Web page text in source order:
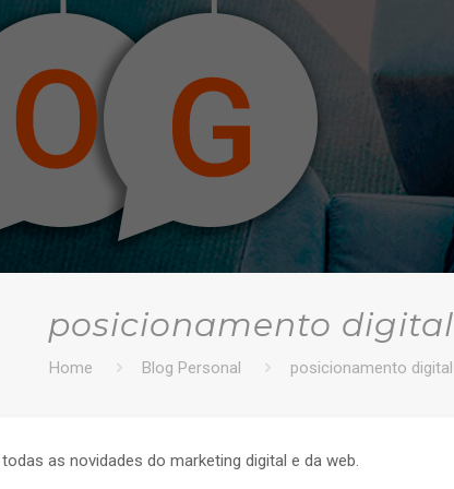
posicionamento digital
Home Blog Personal posicionamento digital
as novidades do marketing digital e da web.